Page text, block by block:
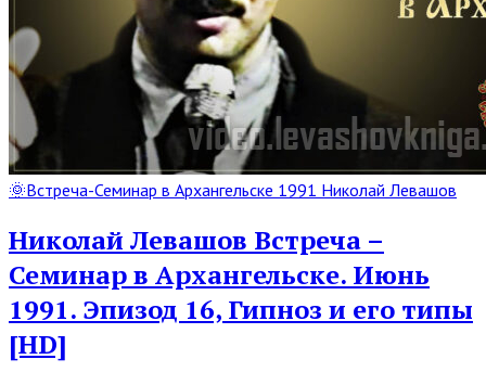
Read
Post
🌞Встреча-Семинар в Архангельске 1991 Николай Левашов
Николай Левашов Встреча –
Семинар в Архангельске. Июнь
1991. Эпизод 16, Гипноз и его типы
[HD]